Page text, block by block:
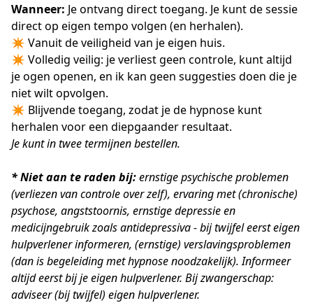
Wanneer: Je ontvang direct toegang. Je kunt de sessie
direct op eigen tempo volgen (en herhalen).
✴️ Vanuit de veiligheid van je eigen huis.
✴️ Volledig veilig: je verliest geen controle, kunt altijd
je ogen openen, en ik kan geen suggesties doen die je
niet wilt opvolgen.
✴️ Blijvende toegang, zodat je de hypnose kunt
herhalen voor een diepgaander resultaat.
Je kunt in twee termijnen bestellen.
* Niet aan te raden bij:ernstige psychische problemen
(verliezen van controle over zelf), ervaring met (chronische)
psychose, angststoornis, ernstige depressie en
medicijngebruik zoals antidepressiva - bij twijfel eerst eigen
hulpverlener informeren, (ernstige) verslavingsproblemen
(dan is begeleiding met hypnose noodzakelijk). Informeer
altijd eerst bij je eigen hulpverlener. Bij zwangerschap:
adviseer (bij twijfel) eigen hulpverlener.